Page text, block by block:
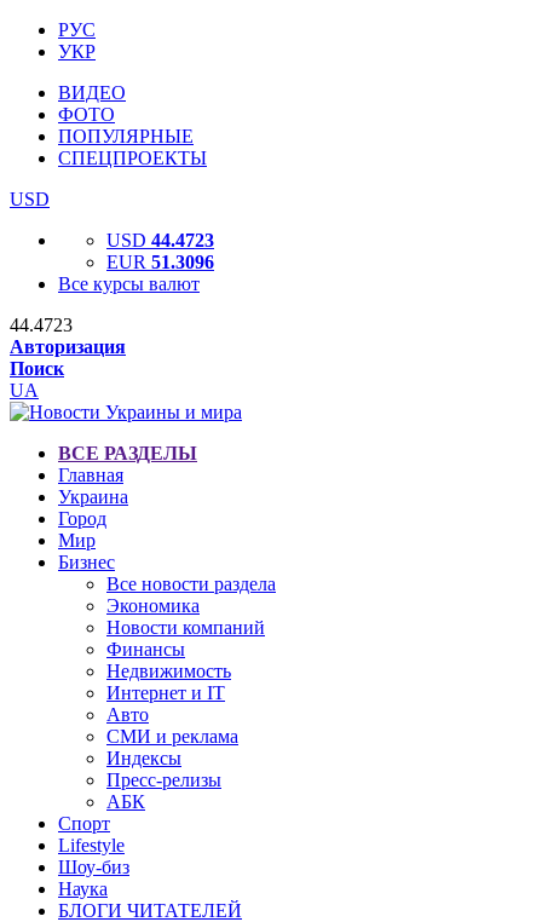
РУС
УКР
ВИДЕО
ФОТО
ПОПУЛЯРНЫЕ
СПЕЦПРОЕКТЫ
USD
USD 44.4723
EUR 51.3096
Все курсы валют
44.4723
Авторизация
Поиск
UA
ВСЕ РАЗДЕЛЫ
Главная
Украина
Город
Мир
Бизнес
Все новости раздела
Экономика
Новости компаний
Финансы
Недвижимость
Интернет и IT
Авто
СМИ и реклама
Индексы
Пресс-релизы
АБК
Спорт
Lifestyle
Шоу-биз
Наука
БЛОГИ ЧИТАТЕЛЕЙ